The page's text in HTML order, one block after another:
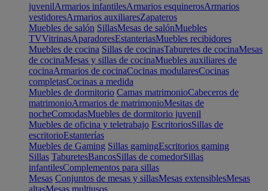
juvenilArmarios infantilesArmarios esquinerosArmarios
vestidoresArmarios auxiliaresZapateros
Muebles de salón SillasMesas de salónMuebles
TVVitrinasAparadoresEstanteriasMuebles recibidores
Muebles de cocina Sillas de cocinasTaburetes de cocinaMesas
de cocinaMesas y sillas de cocinaMuebles auxiliares de
cocinaArmarios de cocinaCocinas modularesCocinas
completasCocinas a medida
Muebles de dormitorio Camas matrimonioCabeceros de
matrimonioArmarios de matrimonioMesitas de
nocheComodasMuebles de dormitorio juvenil
Muebles de oficina y teletrabajo EscritoriosSillas de
escritorioEstanterías
Muebles de Gaming Sillas gamingEscritorios gaming
Sillas TaburetesBancosSillas de comedorSillas
infantilesComplementos para sillas
Mesas Conjuntos de mesas y sillasMesas extensiblesMesas
altasMesas multiusos